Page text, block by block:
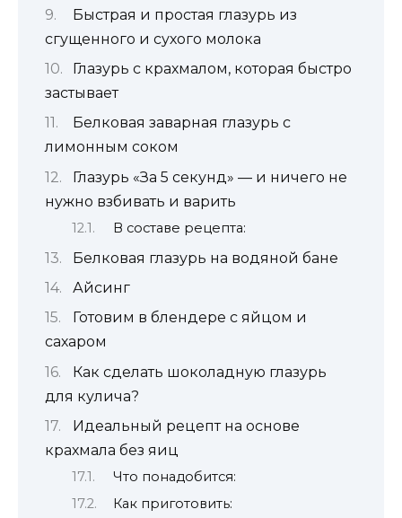
Быстрая и простая глазурь из
сгущенного и сухого молока
Глазурь с крахмалом, которая быстро
застывает
Белковая заварная глазурь с
лимонным соком
Глазурь «За 5 секунд» — и ничего не
нужно взбивать и варить
В составе рецепта:
Белковая глазурь на водяной бане
Айсинг
Готовим в блендере с яйцом и
сахаром
Как сделать шоколадную глазурь
для кулича?
Идеальный рецепт на основе
крахмала без яиц
Что понадобится:
Как приготовить: